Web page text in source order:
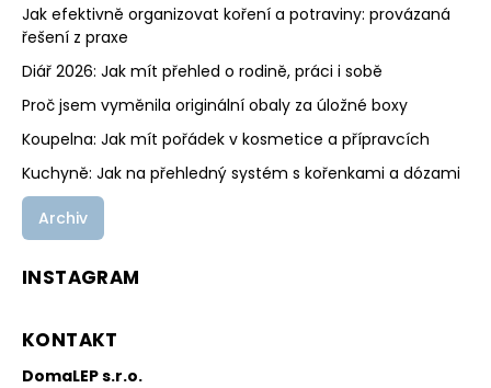
Jak efektivně organizovat koření a potraviny: provázaná
řešení z praxe
Diář 2026: Jak mít přehled o rodině, práci i sobě
Proč jsem vyměnila originální obaly za úložné boxy
Koupelna: Jak mít pořádek v kosmetice a přípravcích
Kuchyně: Jak na přehledný systém s kořenkami a dózami
Archiv
INSTAGRAM
KONTAKT
DomaLEP s.r.o.